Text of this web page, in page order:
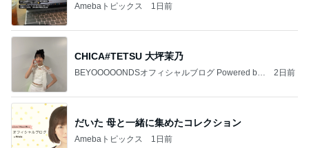
Amebaトピックス 1日前
CHICA#TETSU 大坪茉乃
BEYOOOOONDSオフィシャルブログ Powered by
2日前
だいた 母と一緒に集めたコレクション
Amebaトピックス 1日前